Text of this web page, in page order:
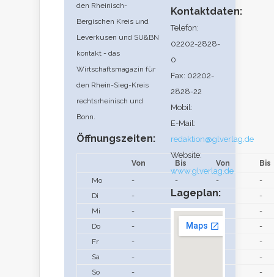
den Rheinisch-
Bergischen Kreis und
Leverkusen und SU&BN
kontakt - das
Wirtschaftsmagazin für
den Rhein-Sieg-Kreis
rechtsrheinisch und
Bonn.
Öffnungszeiten:
Von Bis Von
Bis
Mo
- - -
-
Di
- - -
-
Mi
- - -
-
Do
- -
-
Fr
-
-
Sa
-
-
So
- -
Kontaktdaten:
Telefon:
02202-2828-
0
Fax: 02202-
2828-22
Mobil:
E-Mail:
redaktion@glverlag.de
Website:
www.glverlag.de
Lageplan: